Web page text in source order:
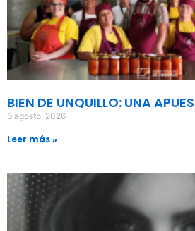
BIEN DE UNQUILLO: UNA
6 agosto, 2026
Leer más »